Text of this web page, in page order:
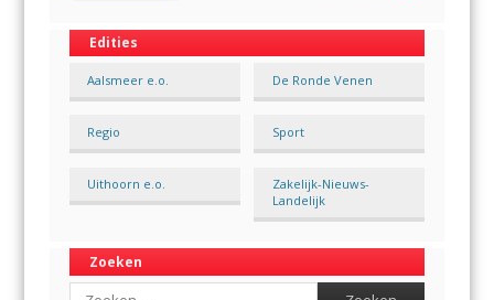
Edities
Aalsmeer e.o. De Ronde Venen
Regio Sport
Uithoorn e.o.
Zakelijk-Nieuws-
Landelijk
Zoeken
Search